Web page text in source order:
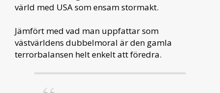
värld med USA som ensam stormakt.
Jämfört med vad man uppfattar som
västvärldens dubbelmoral är den gamla
terrorbalansen helt enkelt att föredra.